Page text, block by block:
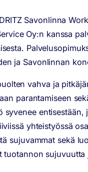
Savonlinna
Oy:n kanssa
ja Savonlinnan
vahva ja
parantamiseen
syvenee
yhteistyössä
sujuvammat sekä
tuotannon